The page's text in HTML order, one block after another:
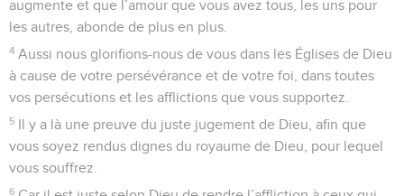
augmente et que l’amour que vous avez tous, les uns pour
les autres, abonde de plus en plus.
4 Aussi nous glorifions-nous de vous dans les Églises de Dieu
à cause de votre persévérance et de votre foi, dans toutes
vos persécutions et les afflictions que vous supportez.
5 Il y a là une preuve du juste jugement de Dieu, afin que
vous soyez rendus dignes du royaume de Dieu, pour lequel
vous souffrez.
6